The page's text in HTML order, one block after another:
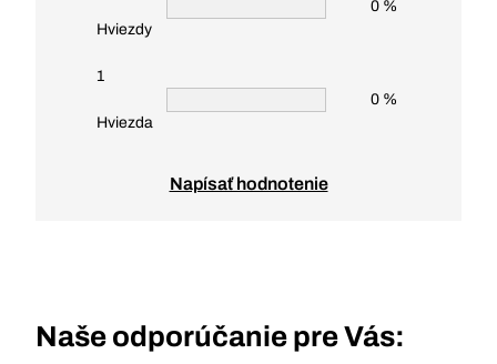
Hviezdy
0 %
1
Hviezda
0 %
Napísať hodnotenie
Naše odporúčanie pre Vás: